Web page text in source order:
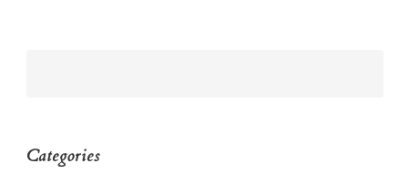
Categories